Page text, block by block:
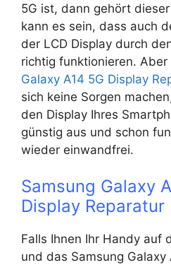
5G ist, dann gehört
kann es sein, dass auch
der LCD Display durch
richtig funktionieren.
Galaxy A14 5G Display
sich keine Sorgen
den Display Ihres
günstig aus und schon
wieder einwandfrei.
Samsung Galaxy
Display Reparatur
Falls Ihnen Ihr Handy auf
und das Samsung Galaxy